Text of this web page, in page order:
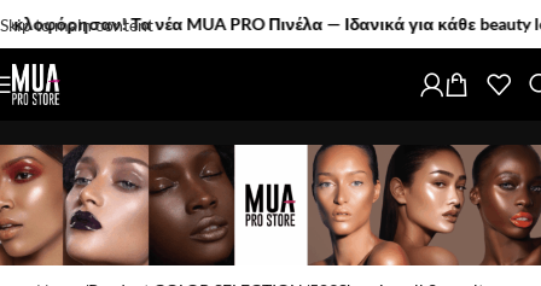
Skip to main contentΤα νέα MUA PRO Πινέλα — Ιδανικά για κάθε beauty